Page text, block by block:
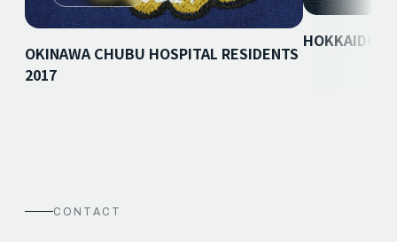
OKINAWA CHUBU HOSPITAL RESIDENTS
2017
HOKKAIDO
CONTACT